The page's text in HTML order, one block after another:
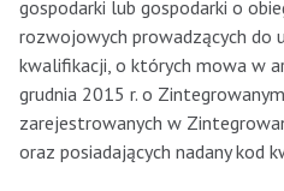
gospodarki lub gospodarki o
rozwojowych prowadzących do
kwalifikacji, o których mowa w
grudnia 2015 r. o
zarejestrowanych w
oraz posiadających nadany kod